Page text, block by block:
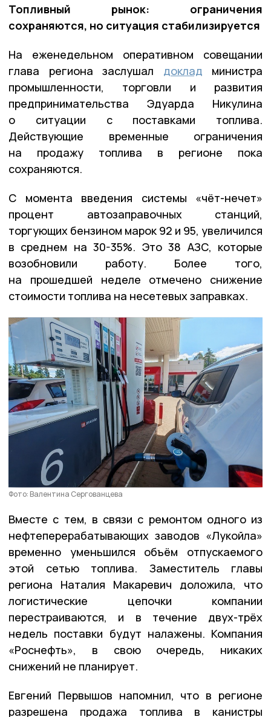
Топливный рынок: ограничения
сохраняются, но ситуация стабилизируется
На еженедельном оперативном совещании
глава региона заслушал доклад министра
промышленности, торговли и развития
предпринимательства Эдуарда Никулина
о ситуации с поставками топлива.
Действующие временные ограничения
на продажу топлива в регионе пока
сохраняются.
С момента введения системы «чёт-нечет»
процент автозаправочных станций,
торгующих бензином марок 92 и 95, увеличился
в среднем на 30-35%. Это 38 АЗС, которые
возобновили работу. Более того,
на прошедшей неделе отмечено снижение
стоимости топлива на несетевых заправках.
Фото: Валентина Сергованцева
Вместе с тем, в связи с ремонтом одного из
нефтеперерабатывающих заводов «Лукойла»
временно уменьшился объём отпускаемого
этой сетью топлива. Заместитель главы
региона Наталия Макаревич доложила, что
логистические цепочки компании
перестраиваются, и в течение двух-трёх
недель поставки будут налажены. Компания
«Роснефть», в свою очередь, никаких
снижений не планирует.
Евгений Первышов напомнил, что в регионе
разрешена продажа топлива в канистры